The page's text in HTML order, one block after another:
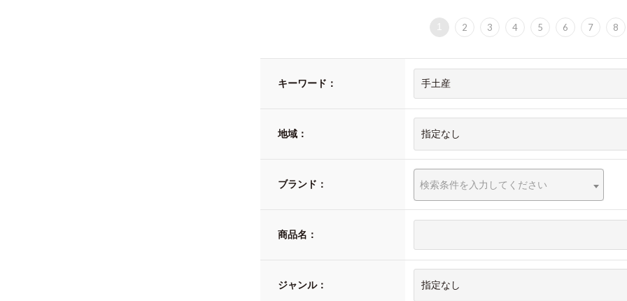
1 2 3 4 5 6 7 8
キーワード：
地域：
ブランド： 検索条件を入力してください
商品名：
ジャンル：